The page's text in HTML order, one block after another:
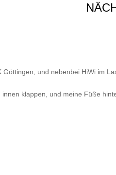
Göttingen, und nebenbei HiWi im
klappen, und meine Füße